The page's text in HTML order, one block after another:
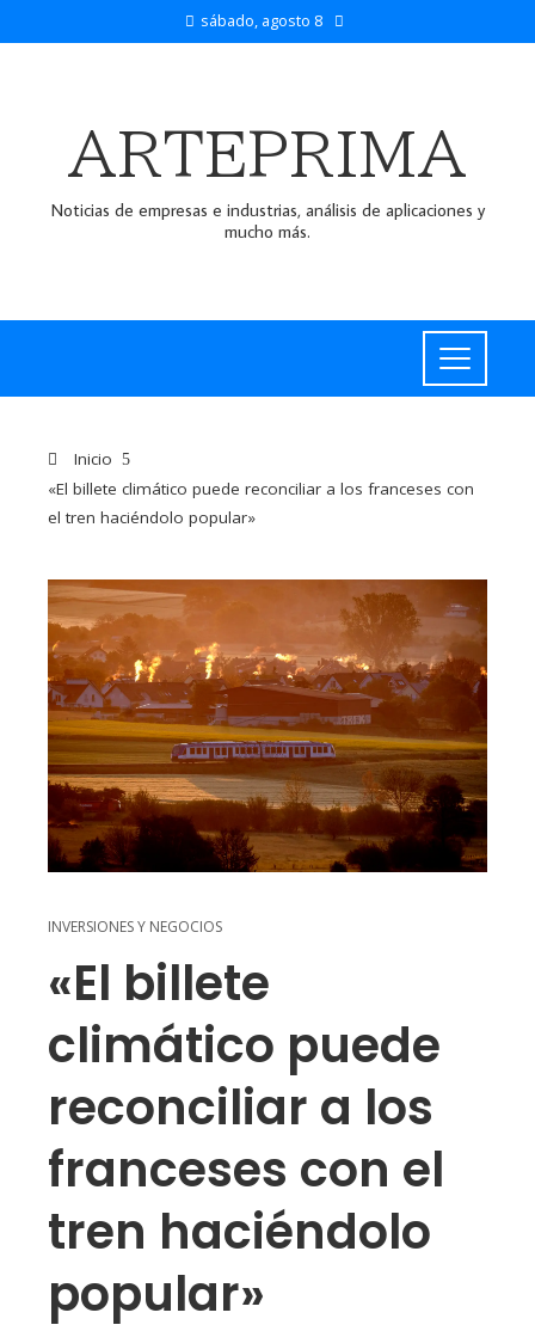
sábado, agosto 8
ARTEPRIMA
Noticias de empresas e industrias, análisis de aplicaciones y
mucho más.
Inicio
«El billete climático puede reconciliar a los franceses con
el tren haciéndolo popular»
INVERSIONES Y NEGOCIOS
«El billete
climático puede
reconciliar a los
franceses con el
tren haciéndolo
popular»